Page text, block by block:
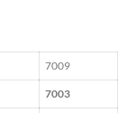
7009
7003